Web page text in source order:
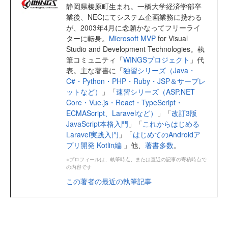
静岡県榛原町生まれ。一橋大学経済学部卒
業後、NECにてシステム企画業務に携わる
が、2003年4月に念願かなってフリーライ
ターに転身。 Microsoft MVP for Visual
Studio and Development Technologies。執
筆コミュニティ「WINGSプロジェクト 」代
表。主な著書に「独習シリーズ（Java・
C#・Python・PHP・Ruby・JSP＆サーブレ
ットなど）
」「速習シリーズ（ASP.NET
Core・Vue.js・React・TypeScript・
ECMAScript、Laravelなど）
」「改訂3版
JavaScript本格入門 」「これからはじめる
Laravel実践入門 」「はじめてのAndroidア
プリ開発 Kotlin編 」他、 著書多数。
※プロフィールは、執筆時点、または直近の記事の寄稿時点で
の内容です
この著者の最近の執筆記事